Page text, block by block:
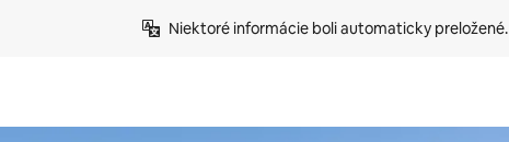
Niektoré informácie boli automaticky preložené.